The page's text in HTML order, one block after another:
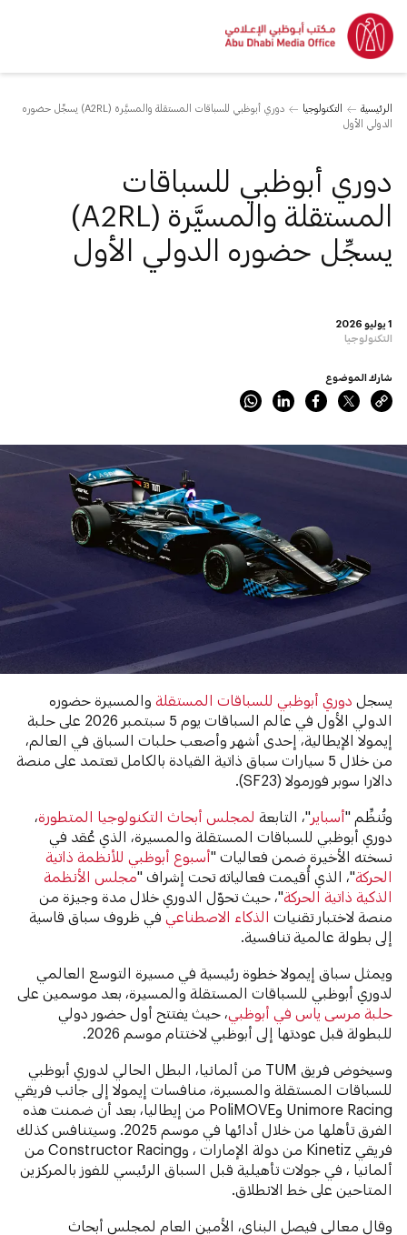
الرئيسية التكنولوجيا
دوري أبوظبي للسباقات المستقلة والمسيَّرة (A2RL) يسجِّل حضوره
الدولي الأول
1 يوليو 2026
التكنولوجيا
دوري أبوظبي للسباقات
المستقلة والمسيَّرة (A2RL)
يسجِّل حضوره الدولي الأول
شارك الموضوع
يسجل دوري أبوظبي للسباقات المستقلة والمسيرة حضوره
الدولي الأول في عالم السباقات يوم 5 سبتمبر 2026 على حلبة
إيمولا الإيطالية، إحدى أشهر وأصعب حلبات السباق في العالم،
من خلال 5 سيارات سباق ذاتية القيادة بالكامل تعتمد على منصة
دالارا سوبر فورمولا (SF23).
وتُنظِّم "أسباير"، التابعة لمجلس أبحاث التكنولوجيا المتطورة،
دوري أبوظبي للسباقات المستقلة والمسيرة، الذي عُقد في
نسخته الأخيرة ضمن فعاليات "أسبوع أبوظبي للأنظمة ذاتية
الحركة"، الذي أُقيمت فعالياته تحت إشراف "مجلس الأنظمة
الذكية ذاتية الحركة"، حيث تحوّل الدوري خلال مدة وجيزة من
منصة لاختبار تقنيات الذكاء الاصطناعي في ظروف سباق قاسية
إلى بطولة عالمية تنافسية.
ويمثل سباق إيمولا خطوة رئيسية في مسيرة التوسع العالمي
لدوري أبوظبي للسباقات المستقلة والمسيرة، بعد موسمين على
حلبة مرسى ياس في أبوظبي، حيث يفتتح أول حضور دولي
للبطولة قبل عودتها إلى أبوظبي لاختتام موسم 2026.
وسيخوض فريق TUM من ألمانيا، البطل الحالي لدوري أبوظبي
للسباقات المستقلة والمسيرة، منافسات إيمولا إلى جانب فريقي
Unimore Racing وPoliMOVE من إيطاليا، بعد أن ضمنت هذه
الفرق تأهلها من خلال أدائها في موسم 2025. وسيتنافس كذلك
فريقي Kinetiz من دولة الإمارات ، وConstructor Racing من
ألمانيا ، في جولات تأهيلية قبل السباق الرئيسي للفوز بالمركزين
المتاحين على خط الانطلاق.
وقال معالي فيصل البناي، الأمين العام لمجلس أبحاث